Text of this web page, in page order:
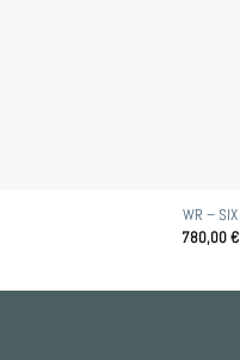
WR – SIX
780,00€